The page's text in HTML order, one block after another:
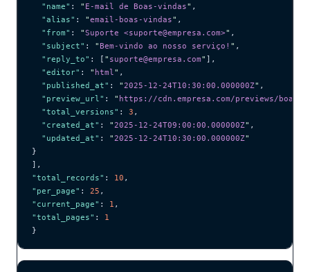
  "name"
: " E-mail de Boas-vindas" ,
  "alias"
: "email-boas-vindas" ,
  "from"
: "Suporte <suporte@empresa.com>" ,
  "subject"
: " Bem-vindo ao nosso serviço! " ,
  "reply_to"
: [ " suporte@empresa.com" ],
  "editor"
: " html " ,
  "published_at"
: " 2025-12-24T10:30:00.000000Z" ,
  "preview_url"
: " https://cdn.empresa.com/previews/boas-
  "total_versions"
: 3 ,
  "created_at"
: " 2025-12-24T09:00:00.000000Z" ,
  "updated_at"
: " 2025-12-24T10:30:00.000000Z"
}
],
"total_records" : 10 ,
"per_page" : 25 ,
"current_page" : 1 ,
"total_pages" : 1
}